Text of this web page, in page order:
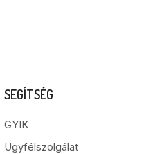
SEGÍTSÉG
GYIK
Ügyfélszolgálat